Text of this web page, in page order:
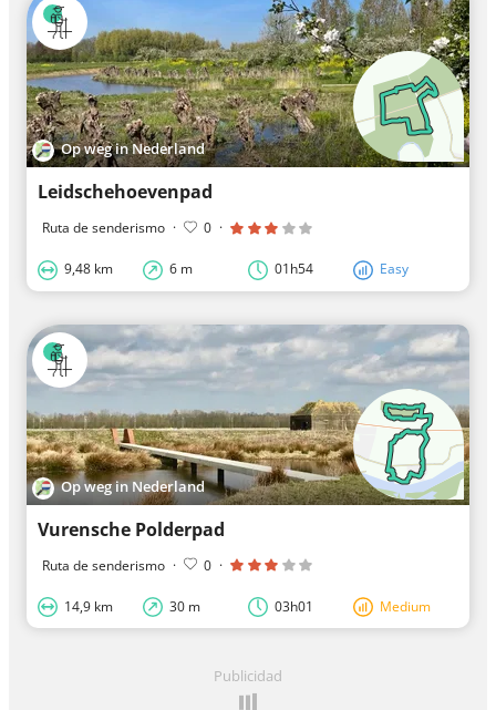
Op weg in Nederland
Leidschehoevenpad
Ruta de senderismo · 0 ·
9,48 km 6 m 01h54 Easy
Op weg in Nederland
Vurensche Polderpad
Ruta de senderismo · 0 ·
14,9 km 30 m 03h01 Medium
Publicidad